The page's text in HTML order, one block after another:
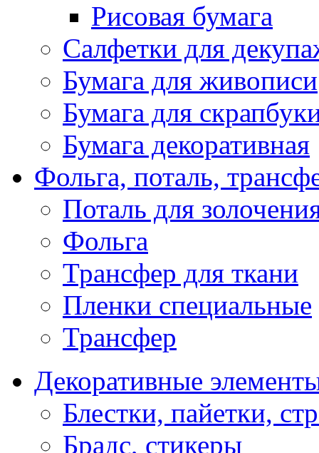
Рисовая бумага
Салфетки для
Бумага для живописи
Бумага для
Бумага декоративная
Фольга, поталь,
Поталь для
Фольга
Трансфер для ткани
Пленки специальные
Трансфер
Декоративные
Блестки, пайетки,
Брадс, стикеры